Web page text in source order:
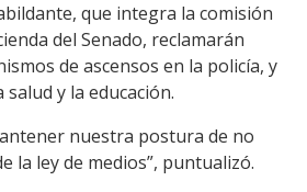
que integra la comisión
del Senado, reclamarán
de ascensos en la policía, y
y la educación.
nuestra postura de no
la ley de medios”, puntualizó.